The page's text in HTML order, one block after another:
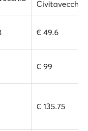
Civitavecchia
€ 49.6
€ 99
€ 135.75